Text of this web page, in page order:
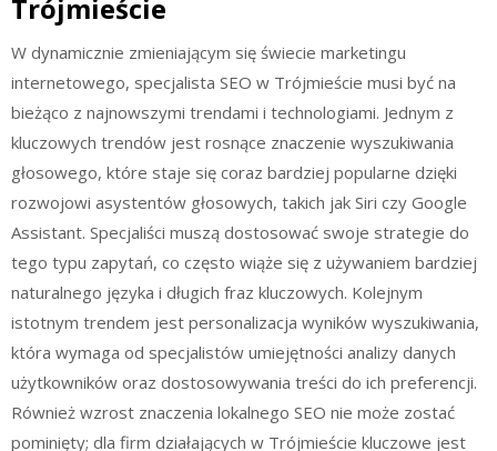
Trójmieście
W dynamicznie zmieniającym się świecie marketingu
internetowego, specjalista SEO w Trójmieście musi być na
bieżąco z najnowszymi trendami i technologiami. Jednym z
kluczowych trendów jest rosnące znaczenie wyszukiwania
głosowego, które staje się coraz bardziej popularne dzięki
rozwojowi asystentów głosowych, takich jak Siri czy Google
Assistant. Specjaliści muszą dostosować swoje strategie do
tego typu zapytań, co często wiąże się z używaniem bardziej
naturalnego języka i długich fraz kluczowych. Kolejnym
istotnym trendem jest personalizacja wyników wyszukiwania,
która wymaga od specjalistów umiejętności analizy danych
użytkowników oraz dostosowywania treści do ich preferencji.
Również wzrost znaczenia lokalnego SEO nie może zostać
pominięty; dla firm działających w Trójmieście kluczowe jest